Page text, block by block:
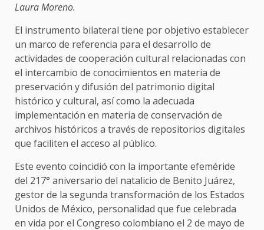
Laura Moreno.
El instrumento bilateral tiene por objetivo establecer
un marco de referencia para el desarrollo de
actividades de cooperación cultural relacionadas con
el intercambio de conocimientos en materia de
preservación y difusión del patrimonio digital
histórico y cultural, así como la adecuada
implementación en materia de conservación de
archivos históricos a través de repositorios digitales
que faciliten el acceso al público.
Este evento coincidió con la importante efeméride
del 217° aniversario del natalicio de Benito Juárez,
gestor de la segunda transformación de los Estados
Unidos de México, personalidad que fue celebrada
en vida por el Congreso colombiano el 2 de mayo de